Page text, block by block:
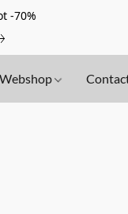
-70%
Webshop